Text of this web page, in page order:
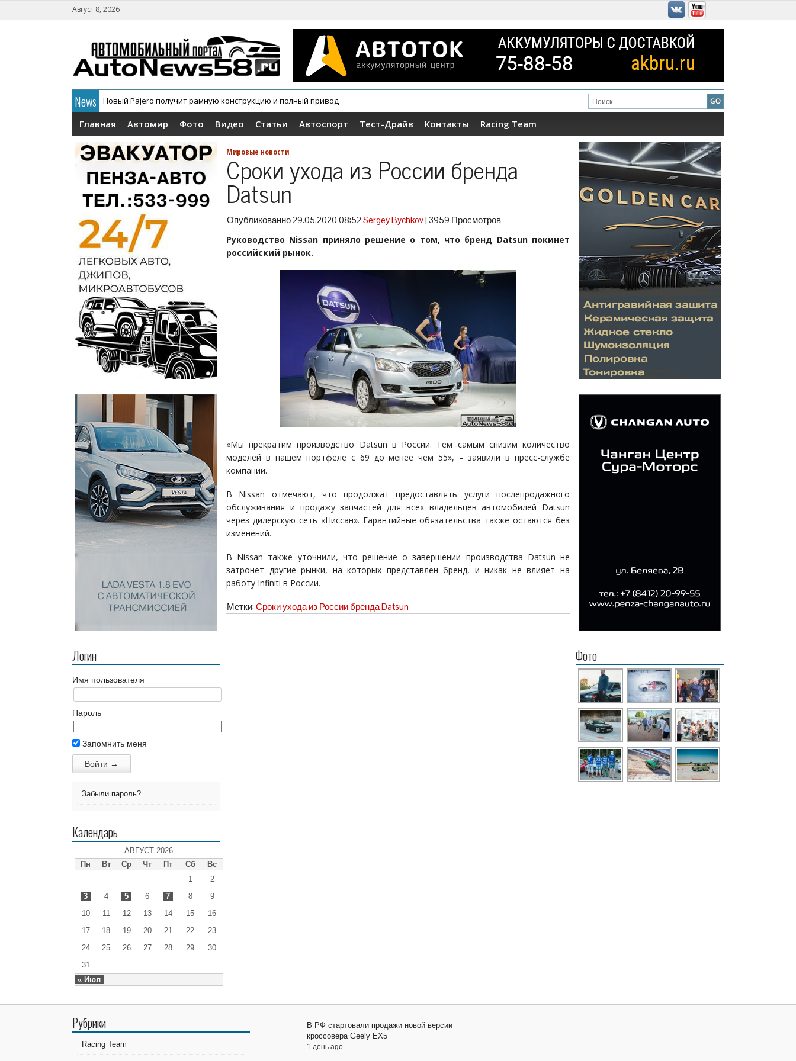
Август 8, 2026
News
Новый Pajero получит рамную конструкцию и полный привод
В России официально дебютировал кроссовер Wey V9X
Главная Автомир Фото Видео Статьи Автоспорт Тест-Драйв Контакты Racing Team
Логин
Имя пользователя
Пароль
Запомнить меня
Забыли пароль?
Календарь
АВГУСТ 2026
Пн
Вт Ср Чт Пт Сб Вс
« Июл
1
2
3
4 5 6 7 8
9
10
11 12 13 14 15
16
17
18 19 20 21 22
23
24
25 26 27 28 29
30
31
Мировые новости
Сроки ухода из России бренда
Datsun
Опубликованно29.05.2020 08:52 Sergey Bychkov| 3959 Просмотров
Руководство Nissan приняло решение о том, что бренд Datsun покинет
российский рынок.
«Мы прекратим производство Datsun в России. Тем самым снизим количество
моделей в нашем портфеле с 69 до менее чем 55», – заявили в пресс-службе
компании.
В Nissan отмечают, что продолжат предоставлять услуги послепродажного
обслуживания и продажу запчастей для всех владельцев автомобилей Datsun
через дилерскую сеть «Ниссан». Гарантийные обязательства также остаются без
изменений.
В Nissan также уточнили, что решение о завершении производства Datsun не
затронет другие рынки, на которых представлен бренд, и никак не влияет на
работу Infiniti в России.
Метки: Сроки ухода из России бренда Datsun
Фото
Рубрики
Racing Team
В РФ стартовали продажи новой версии
кроссовера Geely EX5
1 день ago